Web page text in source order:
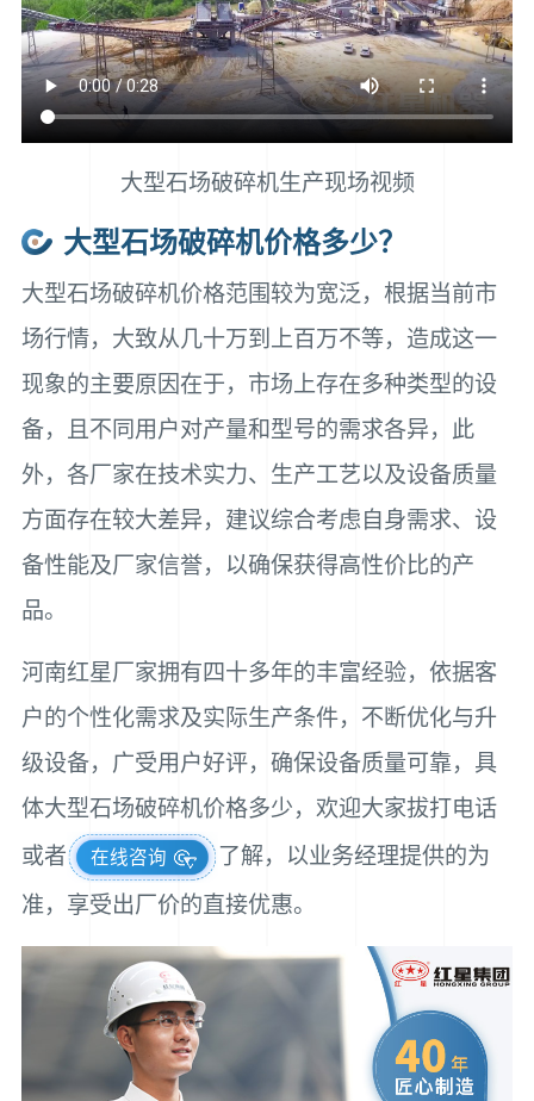
大型石场破碎机生产现场视频
大型石场破碎机价格多少？
大型石场破碎机价格范围较为宽泛，根据当前市
场行情，大致从几十万到上百万不等，造成这一
现象的主要原因在于，市场上存在多种类型的设
备，且不同用户对产量和型号的需求各异，此
外，各厂家在技术实力、生产工艺以及设备质量
方面存在较大差异，建议综合考虑自身需求、设
备性能及厂家信誉，以确保获得高性价比的产
品。
河南红星厂家拥有四十多年的丰富经验，依据客
户的个性化需求及实际生产条件，不断优化与升
级设备，广受用户好评，确保设备质量可靠，具
体大型石场破碎机价格多少，欢迎大家拔打电话
或者
在线咨询
了解，以业务经理提供的为
准，享受出厂价的直接优惠。